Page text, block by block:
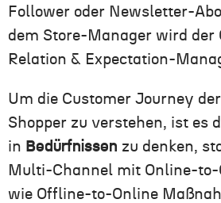
Follower oder Newsletter-
dem Store-Manager wird der
Relation & Expectation-
Um die Customer Journey
Shopper zu verstehen, ist es
in Bedürfnissen zu denken,
Multi-Channel mit Online-
wie Offline-to-Online